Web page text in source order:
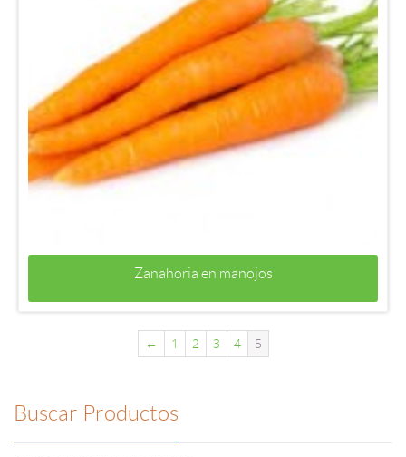
Zanahoria en manojos
← 1 2 3 4 5
Buscar Productos